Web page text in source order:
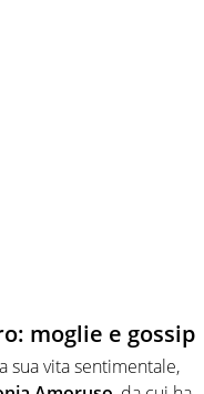
moglie e gossip
sua vita sentimentale,